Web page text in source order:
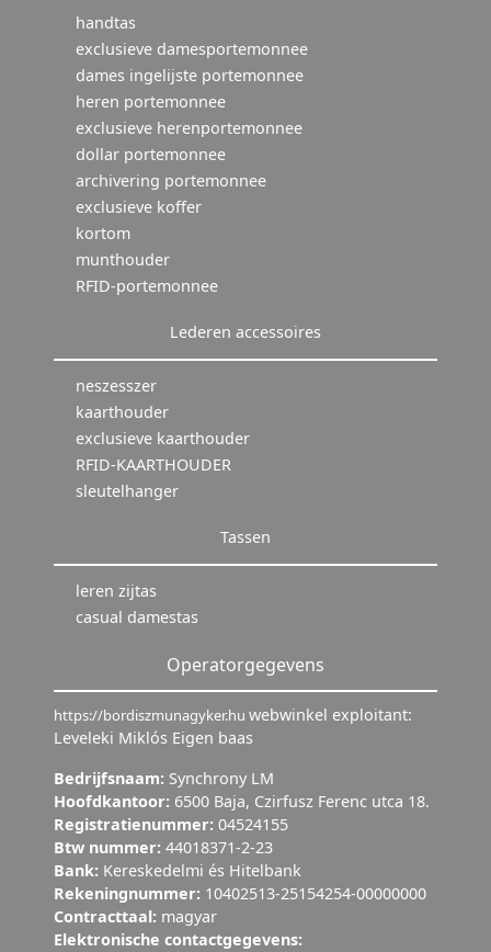
handtas
exclusieve damesportemonnee
dames ingelijste portemonnee
heren portemonnee
exclusieve herenportemonnee
dollar portemonnee
archivering portemonnee
exclusieve koffer
kortom
munthouder
RFID-portemonnee
Lederen accessoires
neszesszer
kaarthouder
exclusieve kaarthouder
RFID-KAARTHOUDER
sleutelhanger
Tassen
leren zijtas
casual damestas
Operatorgegevens
https://bordiszmunagyker.hu webwinkel exploitant:
Leveleki Miklós Eigen baas
Bedrijfsnaam: Synchrony LM
Hoofdkantoor: 6500 Baja, Czirfusz Ferenc utca 18.
Registratienummer: 04524155
Btw nummer: 44018371-2-23
Bank: Kereskedelmi és Hitelbank
Rekeningnummer: 10402513-25154254-00000000
Contracttaal: magyar
Elektronische contactgegevens: